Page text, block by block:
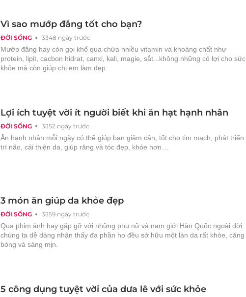
ĐỜI SỐNG 3348 ngày trước
Vì sao mướp đắng tốt cho bạn?
Mướp đắng hay còn gọi khổ qua chứa nhiều vitamin và khoáng chất như
protein, lipit, cacbon hidrat, canxi, kali, magie, sắt...không những có lợi cho sức
khỏe mà còn giúp chị em làm đẹp.
ĐỜI SỐNG 3352 ngày trước
Lợi ích tuyệt vời ít người biết khi ăn hạt hạnh nhân
Ăn hạnh nhân mỗi ngày có thể giúp bạn giảm cân, tốt cho tim mạch, phát triển
trí não, cải thiện da, giúp răng và tóc đẹp, khỏe hơn…
ĐỜI SỐNG 3359 ngày trước
3 món ăn giúp da khỏe đẹp
Qua phim ảnh hay gặp gỡ với những phụ nữ và nam giới Hàn Quốc ngoài đời
chúng ta dễ dàng nhận thấy đa phần họ đều sở hữu một làn da rất khỏe, căng
bóng và sáng mịn.
5 công dụng tuyệt vời của dưa lê với sức khỏe